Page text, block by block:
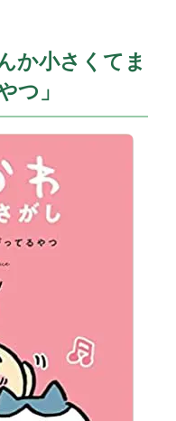
か小さくてま
つ」